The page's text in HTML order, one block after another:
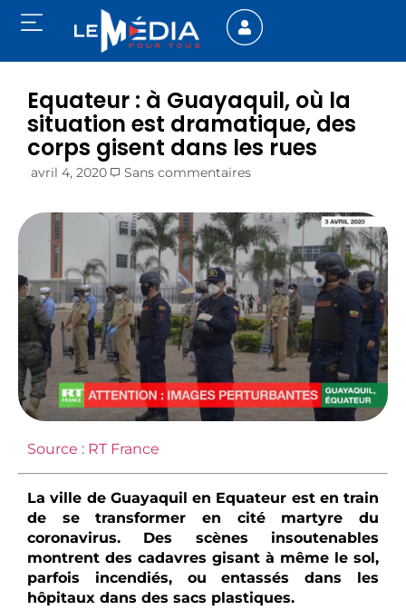
Equateur : à Guayaquil, où la
situation est dramatique, des
corps gisent dans les rues
avril 4, 2020 Sans commentaires
Source : RT France
La ville de Guayaquil en Equateur est en train
de se transformer en cité martyre du
coronavirus. Des scènes insoutenables
montrent des cadavres gisant à même le sol,
parfois incendiés, ou entassés dans les
hôpitaux dans des sacs plastiques.